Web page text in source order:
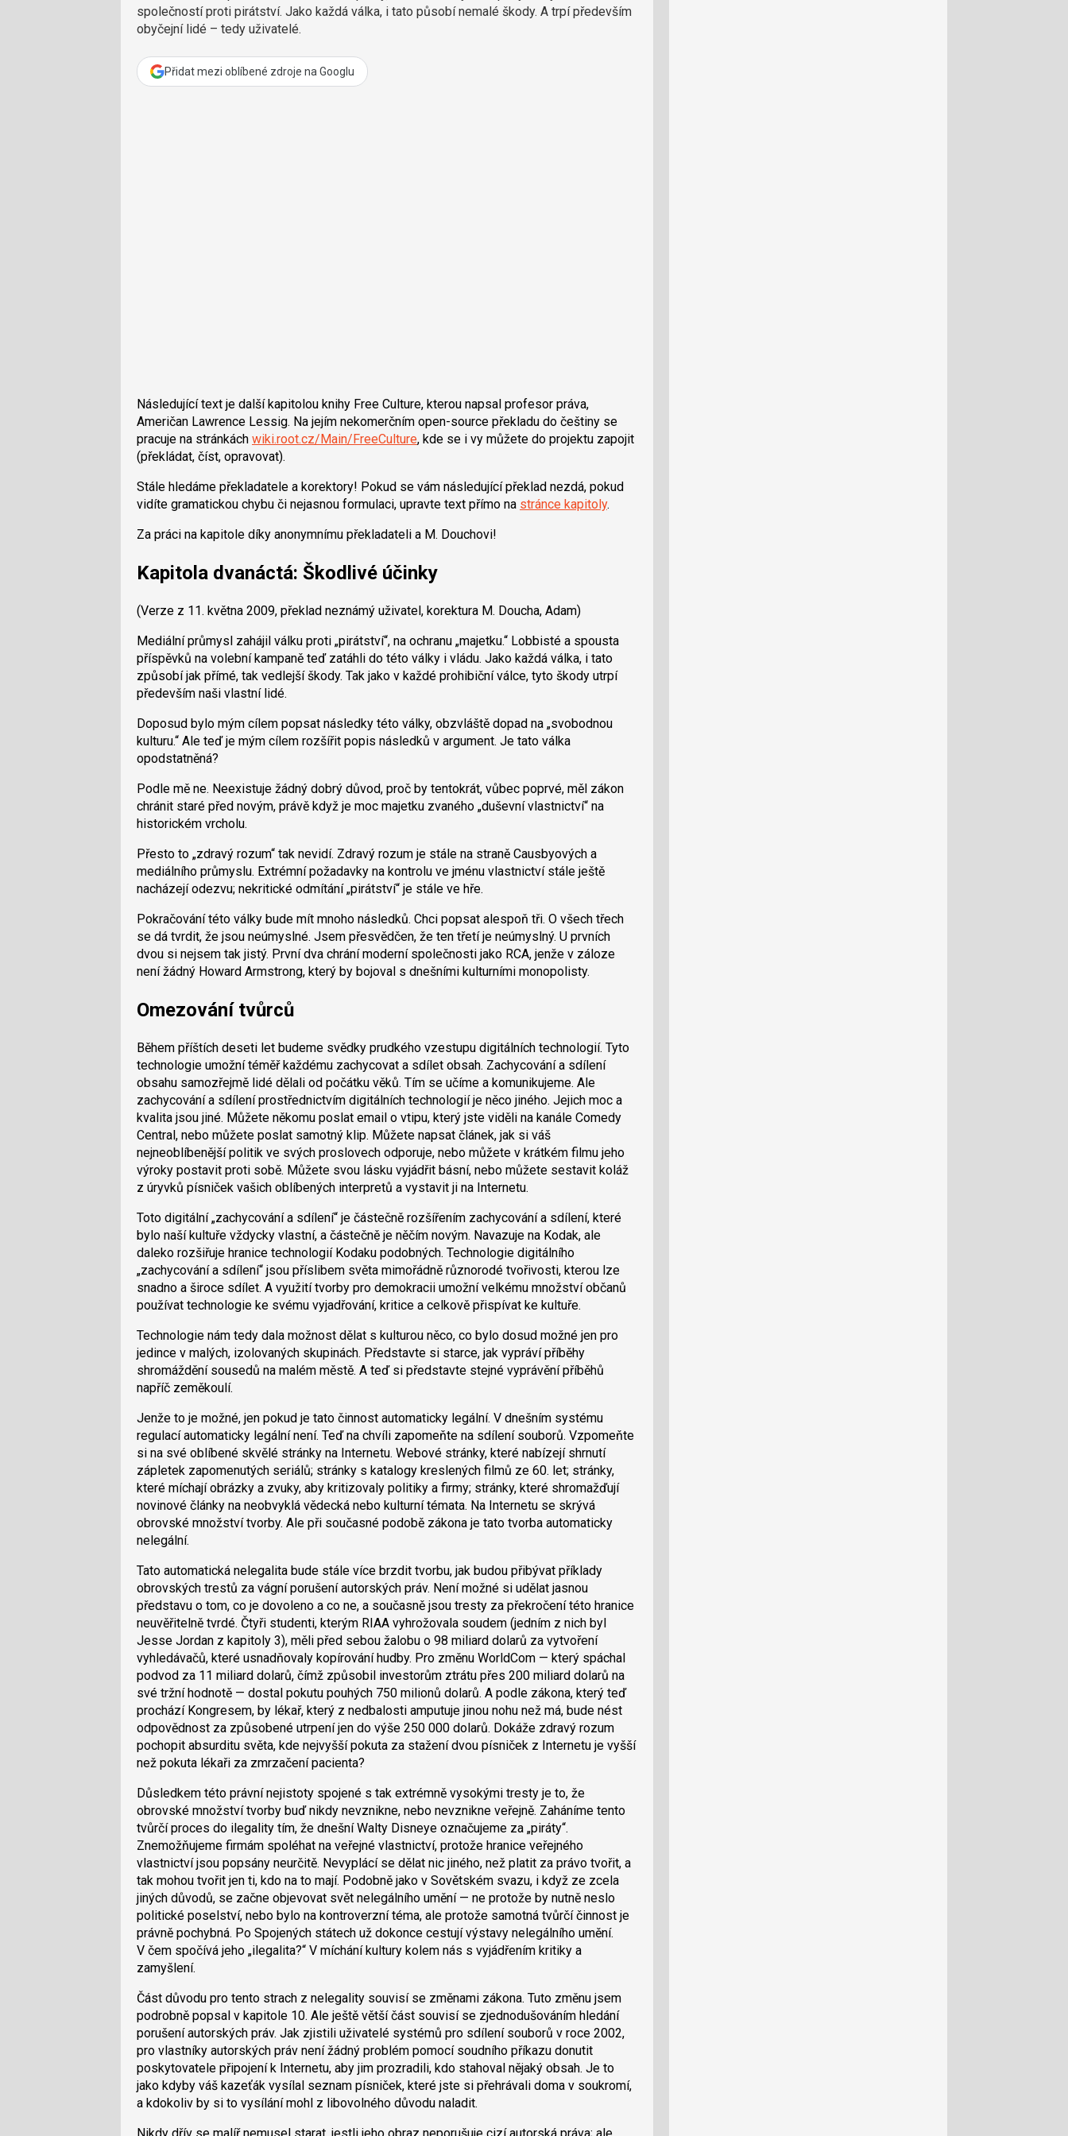
e
společností proti pirátství. Jako každá válka, i tato působí nemalé škody. A trpí především
obyčejní lidé – tedy uživatelé.
Přidat mezi oblíbené zdroje na Googlu
Následující text je další kapitolou knihy Free Culture, kterou napsal profesor práva,
Američan Lawrence Lessig. Na jejím nekomerčním open-source překladu do češtiny se
pracuje na stránkách wiki.root.cz/Main/FreeCulture, kde se i vy můžete do projektu zapojit
(překládat, číst, opravovat).
Stále hledáme překladatele a korektory! Pokud se vám následující překlad nezdá, pokud
vidíte gramatickou chybu či nejasnou formulaci, upravte text přímo na stránce kapitoly.
Za práci na kapitole díky anonymnímu překladateli a M. Douchovi!
Kapitola dvanáctá: Škodlivé účinky
(Verze z 11. května 2009, překlad neznámý uživatel, korektura M. Doucha, Adam)
Mediální průmysl zahájil válku proti „pirátství“, na ochranu „majetku.“ Lobbisté a spousta
příspěvků na volební kampaně teď zatáhli do této války i vládu. Jako každá válka, i tato
způsobí jak přímé, tak vedlejší škody. Tak jako v každé prohibiční válce, tyto škody utrpí
především naši vlastní lidé.
Doposud bylo mým cílem popsat následky této války, obzvláště dopad na „svobodnou
kulturu.“ Ale teď je mým cílem rozšířit popis následků v argument. Je tato válka
opodstatněná?
Podle mě ne. Neexistuje žádný dobrý důvod, proč by tentokrát, vůbec poprvé, měl zákon
chránit staré před novým, právě když je moc majetku zvaného „duševní vlastnictví“ na
historickém vrcholu.
Přesto to „zdravý rozum“ tak nevidí. Zdravý rozum je stále na straně Causbyových a
mediálního průmyslu. Extrémní požadavky na kontrolu ve jménu vlastnictví stále ještě
nacházejí odezvu; nekritické odmítání „pirátství“ je stále ve hře.
Pokračování této války bude mít mnoho následků. Chci popsat alespoň tři. O všech třech
se dá tvrdit, že jsou neúmyslné. Jsem přesvědčen, že ten třetí je neúmyslný. U prvních
dvou si nejsem tak jistý. První dva chrání moderní společnosti jako RCA, jenže v záloze
není žádný Howard Armstrong, který by bojoval s dnešními kulturními monopolisty.
Omezování tvůrců
Během příštích deseti let budeme svědky prudkého vzestupu digitálních technologií. Tyto
technologie umožní téměř každému zachycovat a sdílet obsah. Zachycování a sdílení
obsahu samozřejmě lidé dělali od počátku věků. Tím se učíme a komunikujeme. Ale
zachycování a sdílení prostřednictvím digitálních technologií je něco jiného. Jejich moc a
kvalita jsou jiné. Můžete někomu poslat email o vtipu, který jste viděli na kanále Comedy
Central, nebo můžete poslat samotný klip. Můžete napsat článek, jak si váš
nejneoblíbenější politik ve svých proslovech odporuje, nebo můžete v krátkém filmu jeho
výroky postavit proti sobě. Můžete svou lásku vyjádřit básní, nebo můžete sestavit koláž
z úryvků písniček vašich oblíbených interpretů a vystavit ji na Internetu.
Toto digitální „zachycování a sdílení“ je částečně rozšířením zachycování a sdílení, které
bylo naší kultuře vždycky vlastní, a částečně je něčím novým. Navazuje na Kodak, ale
daleko rozšiřuje hranice technologií Kodaku podobných. Technologie digitálního
„zachycování a sdílení“ jsou příslibem světa mimořádně různorodé tvořivosti, kterou lze
snadno a široce sdílet. A využití tvorby pro demokracii umožní velkému množství občanů
používat technologie ke svému vyjadřování, kritice a celkově přispívat ke kultuře.
Technologie nám tedy dala možnost dělat s kulturou něco, co bylo dosud možné jen pro
jedince v malých, izolovaných skupinách. Představte si starce, jak vypráví příběhy
shromáždění sousedů na malém městě. A teď si představte stejné vyprávění příběhů
napříč zeměkoulí.
Jenže to je možné, jen pokud je tato činnost automaticky legální. V dnešním systému
regulací automaticky legální není. Teď na chvíli zapomeňte na sdílení souborů. Vzpomeňte
si na své oblíbené skvělé stránky na Internetu. Webové stránky, které nabízejí shrnutí
zápletek zapomenutých seriálů; stránky s katalogy kreslených filmů ze 60. let; stránky,
které míchají obrázky a zvuky, aby kritizovaly politiky a firmy; stránky, které shromažďují
novinové články na neobvyklá vědecká nebo kulturní témata. Na Internetu se skrývá
obrovské množství tvorby. Ale při současné podobě zákona je tato tvorba automaticky
nelegální.
Tato automatická nelegalita bude stále více brzdit tvorbu, jak budou přibývat příklady
obrovských trestů za vágní porušení autorských práv. Není možné si udělat jasnou
představu o tom, co je dovoleno a co ne, a současně jsou tresty za překročení této hranice
neuvěřitelně tvrdé. Čtyři studenti, kterým RIAA vyhrožovala soudem (jedním z nich byl
Jesse Jordan z kapitoly 3), měli před sebou žalobu o 98 miliard dolarů za vytvoření
vyhledávačů, které usnadňovaly kopírování hudby. Pro změnu WorldCom — který spáchal
podvod za 11 miliard dolarů, čímž způsobil investorům ztrátu přes 200 miliard dolarů na
své tržní hodnotě — dostal pokutu pouhých 750 milionů dolarů. A podle zákona, který teď
prochází Kongresem, by lékař, který z nedbalosti amputuje jinou nohu než má, bude nést
odpovědnost za způsobené utrpení jen do výše 250 000 dolarů. Dokáže zdravý rozum
pochopit absurditu světa, kde nejvyšší pokuta za stažení dvou písniček z Internetu je vyšší
než pokuta lékaři za zmrzačení pacienta?
Důsledkem této právní nejistoty spojené s tak extrémně vysokými tresty je to, že
obrovské množství tvorby buď nikdy nevznikne, nebo nevznikne veřejně. Zaháníme tento
tvůrčí proces do ilegality tím, že dnešní Walty Disneye označujeme za „piráty“.
Znemožňujeme firmám spoléhat na veřejné vlastnictví, protože hranice veřejného
vlastnictví jsou popsány neurčitě. Nevyplácí se dělat nic jiného, než platit za právo tvořit, a
tak mohou tvořit jen ti, kdo na to mají. Podobně jako v Sovětském svazu, i když ze zcela
jiných důvodů, se začne objevovat svět nelegálního umění — ne protože by nutně neslo
politické poselství, nebo bylo na kontroverzní téma, ale protože samotná tvůrčí činnost je
právně pochybná. Po Spojených státech už dokonce cestují výstavy nelegálního umění.
V čem spočívá jeho „ilegalita?“ V míchání kultury kolem nás s vyjádřením kritiky a
zamyšlení.
Část důvodu pro tento strach z nelegality souvisí se změnami zákona. Tuto změnu jsem
podrobně popsal v kapitole 10. Ale ještě větší část souvisí se zjednodušováním hledání
porušení autorských práv. Jak zjistili uživatelé systémů pro sdílení souborů v roce 2002,
pro vlastníky autorských práv není žádný problém pomocí soudního příkazu donutit
poskytovatele připojení k Internetu, aby jim prozradili, kdo stahoval nějaký obsah. Je to
jako kdyby váš kazeťák vysílal seznam písniček, které jste si přehrávali doma v soukromí,
a kdokoliv by si to vysílání mohl z libovolného důvodu naladit.